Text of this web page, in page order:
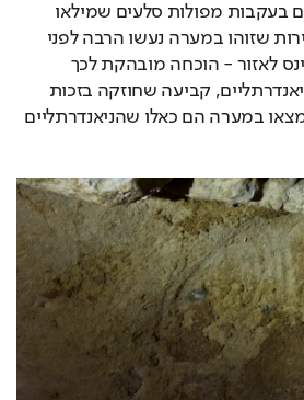
מגורים לפני 57 אלף שנים בעקבות מפולות סלעים שמילאו
אותה. עוד נקבע כי היצירות שזוהו במערה נעשו הרבה לפני
הגעתם של ההומו-ספיינס לאזור - הוכחה מובהקת לכך
שהציורים נוצרו בידי הניאנדרתליים, קביעה שחוזקה בזכות
העובדה שכלי האבן שנמצאו במערה הם כאלו שהניאנדרתליים